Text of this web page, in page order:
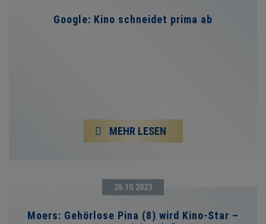
Google: Kino schneidet prima ab
MEHR LESEN
26.10.2023
Moers: Gehörlose Pina (8) wird Kino-Star –